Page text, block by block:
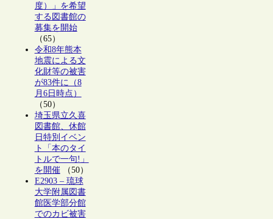
度）」を希望
する図書館の
募集を開始
（65）
令和8年熊本
地震による文
化財等の被害
が83件に（8
月6日時点）
（50）
埼玉県立久喜
図書館、休館
日特別イベン
ト「本のタイ
トルで一句!」
を開催（50）
E2903 – 琉球
大学附属図書
館医学部分館
でのカビ被害